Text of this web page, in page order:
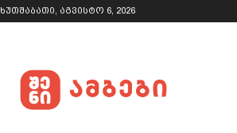
ხუთშაბათი, აგვისტო 6, 2026